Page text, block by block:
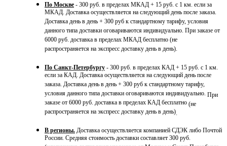
По Москве - 300 руб. в пределах МКАД + 15 руб. с 1 км. если за
МКАД. Доставка осуществляется на следующий день после заказа.
Доставка день в день + 300 руб к стандартному тарифу, условия
данного типа доставки оговариваются индивидуально. При заказе от
6000 руб. доставка в пределах МКАД бесплатно (не
распространяется на экспресс доставку день в день).
По Санкт-Петербургу - 300 руб. в пределах КАД + 15 руб. с 1 км.
если за КАД. Доставка осуществляется на следующий день после
заказа. Доставка день в день + 300 руб к стандартному тарифу,
условия данного типа доставки оговариваются индивидуально. При
заказе от 6000 руб. доставка в пределах КАД бесплатно (не
распространяется на экспресс доставку день в день).
В регионы. Доставка осуществляется компанией СДЭК либо Почтой
России. Средняя стоимость доставки составляет 300 руб.